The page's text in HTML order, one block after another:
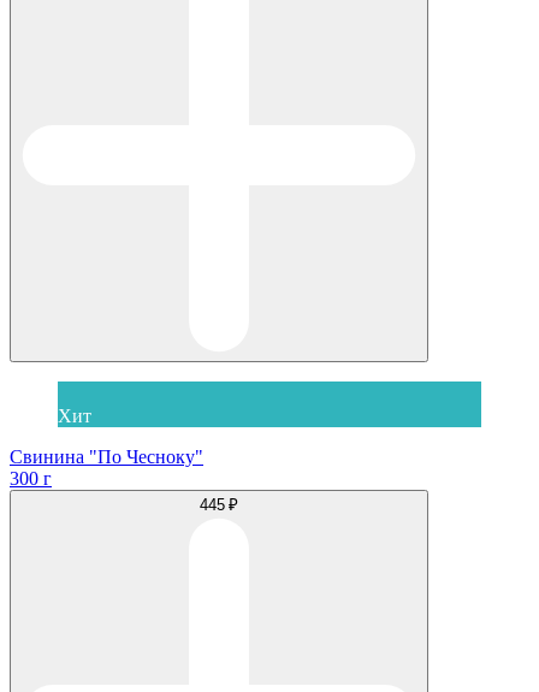
Хит
Свинина "По Чесноку"
300 г
445 ₽